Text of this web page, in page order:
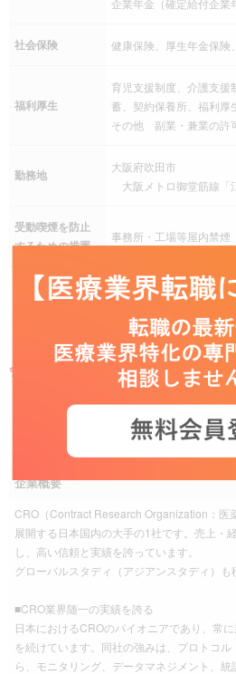
企業年金（確定給付企業
社会保険 健康保険、厚生年金保険
福利厚生
育児支援制度、介護支援
蓄、契約保養所、福利厚
その他 副業・兼業の許
勤務地
大阪府吹田市
大阪メトロ御堂筋線「
受動喫煙を防止
するための措置
事務所・工場等屋内禁煙
WEB応募
会社概要
企業概要
CRO（Contract Research Organization：医
展開する日本国内の大手の1社です。売上・
し、高い信頼と実績を誇っています。
グローバルスタディ（アジアンスタディ）も
■CRO業界随一の実績を誇る
日本におけるCROのパイオニアであり、常
を続けています。同社の強みは、プロトコ
ら、モニタリング、データマネジメント、